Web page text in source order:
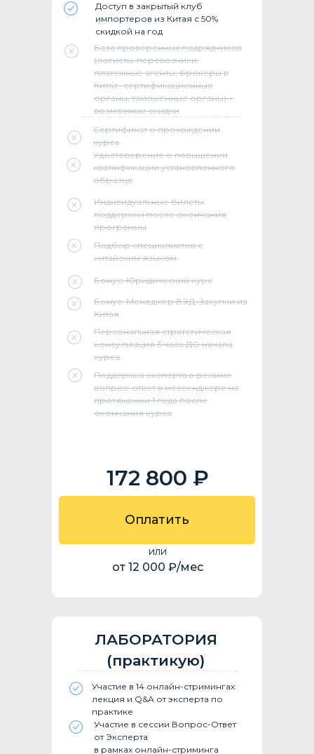
Доступ в закрытый клуб
импортеров из Китая с 50%
скидкой на год
172 800 ₽
от 12 000 ₽/мес
или
Оплатить
Сертификат о прохождении
курса
Удостоверение о повышении
квалификации установленного
образца
ЛАБОРАТОРИЯ
(практикую)
Участие в 14 онлайн-стримингах:
лекция и Q&A от эксперта по
практике
База проверенных подрядчиков
(логисты-перевозчики,
платежные агенты, брокеры в
Китае, сертификационные
органы, таможенные органы) +
возможные скидки
Персональная стратегическая
консультация 3 часа ДО начала
курса
Участие в сессии Вопрос-Ответ
от Эксперта
в рамках онлайн-стриминга
Поддержка эксперта в режиме
вопрос-ответ в мессенджере на
протяжении 1 года после
окончания курса
Индивидуальные билеты
поддержки после окончания
программы
Подбор специалистов с
китайским языком
Бонус: Юридический курс
Бонус: Менеджер ВЭД. Закупки из
Китая